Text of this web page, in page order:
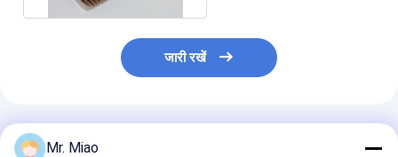
जारी रखें
अनुशंसित उत्पाद
Mr. Miao